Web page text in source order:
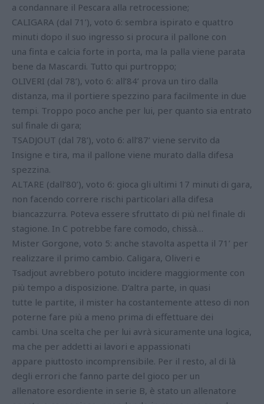
a condannare il Pescara alla retrocessione;
CALIGARA (dal 71’), voto 6: sembra ispirato e quattro
minuti dopo il suo ingresso si procura il pallone con
una finta e calcia forte in porta, ma la palla viene parata
bene da Mascardi. Tutto qui purtroppo;
OLIVERI (dal 78’), voto 6: all’84’ prova un tiro dalla
distanza, ma il portiere spezzino para facilmente in due
tempi. Troppo poco anche per lui, per quanto sia entrato
sul finale di gara;
TSADJOUT (dal 78’), voto 6: all’87’ viene servito da
Insigne e tira, ma il pallone viene murato dalla difesa
spezzina.
ALTARE (dall’80’), voto 6: gioca gli ultimi 17 minuti di gara,
non facendo correre rischi particolari alla difesa
biancazzurra. Poteva essere sfruttato di più nel finale di
stagione. In C potrebbe fare comodo, chissà…
Mister Gorgone, voto 5: anche stavolta aspetta il 71’ per
realizzare il primo cambio. Caligara, Oliveri e
Tsadjout avrebbero potuto incidere maggiormente con
più tempo a disposizione. D’altra parte, in quasi
tutte le partite, il mister ha costantemente atteso di non
poterne fare più a meno prima di effettuare dei
cambi. Una scelta che per lui avrà sicuramente una logica,
ma che per addetti ai lavori e appassionati
appare piuttosto incomprensibile. Per il resto, al di là
degli errori che fanno parte del gioco per un
allenatore esordiente in serie B, è stato un allenatore